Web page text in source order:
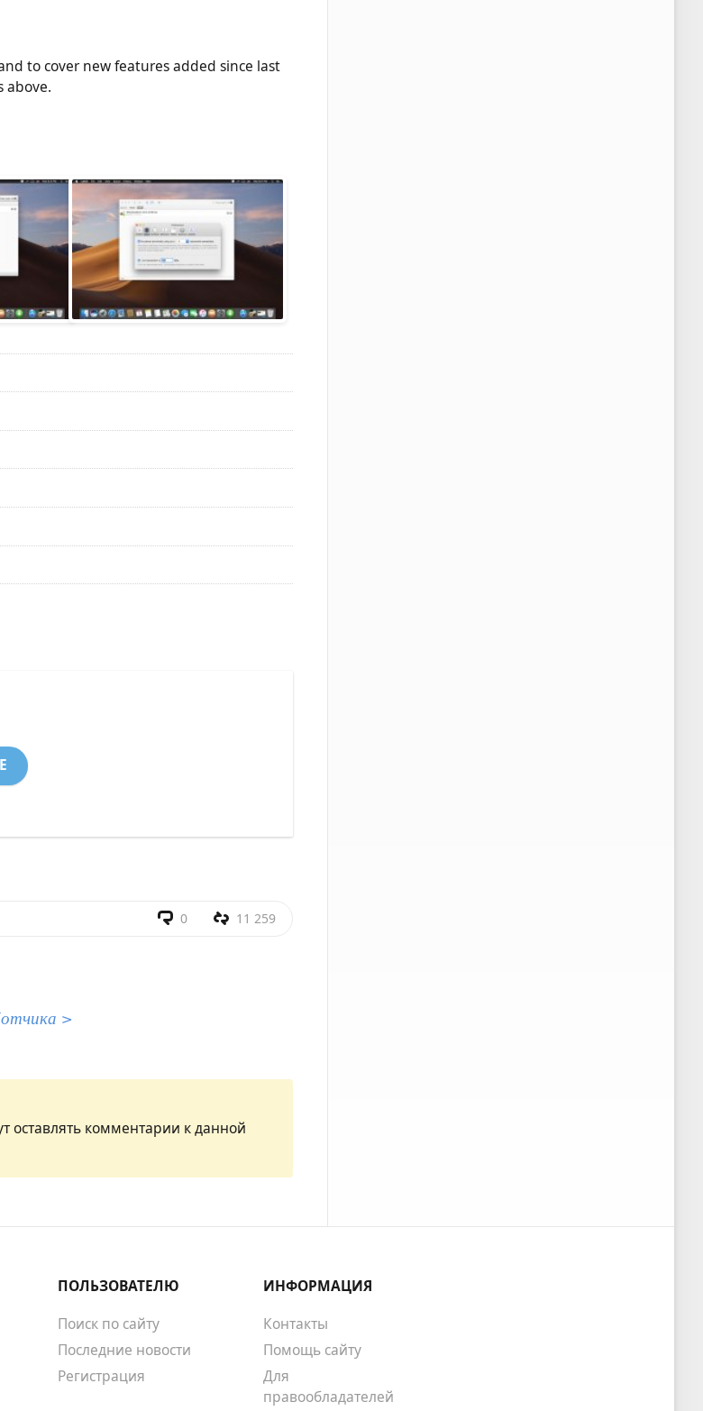
to cover new features added since last
above.
0 11 259
>
оставлять комментарии к данной
ПОЛЬЗОВАТЕЛЮ
Поиск по сайту
Последние новости
Регистрация
ИНФОРМАЦИЯ
Контакты
Помощь сайту
Для
правообладателей